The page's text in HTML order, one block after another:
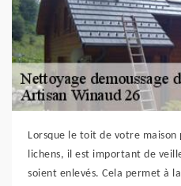
Lorsque le toit de votre maison
lichens, il est important de
soient enlevés. Cela permet à